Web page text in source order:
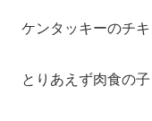
ケンタッキーのチ
とりあえず肉食の